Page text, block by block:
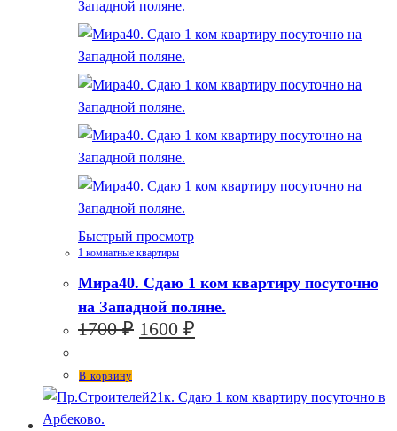
Быстрый просмотр
1 комнатные квартиры
Мира40. Сдаю 1 ком квартиру посуточно
на Западной поляне.
1700₽ Первоначальная
1600 ₽
В корзину